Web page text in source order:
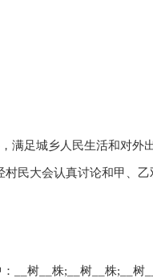
足城乡人民生活和对外
民大会认真讨论和甲、
__树__株;__树__株;__